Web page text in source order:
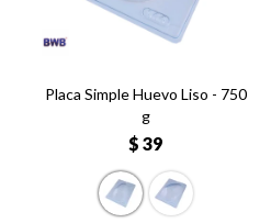
Placa Simple Huevo Liso - 750
g
$ 39